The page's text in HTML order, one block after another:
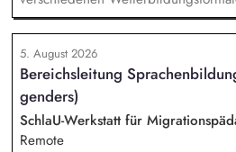
Online-Workshops bis hin zu
Online-Selbstlernkurse für unsere
Die inhaltlichen Schwerpunkte
Bereichen Lesen lernen,
Alphabetisierung in der Grundschule.
5. August 2026
Bereichsleitung
genders)
SchlaU-Werkstatt für
Remote